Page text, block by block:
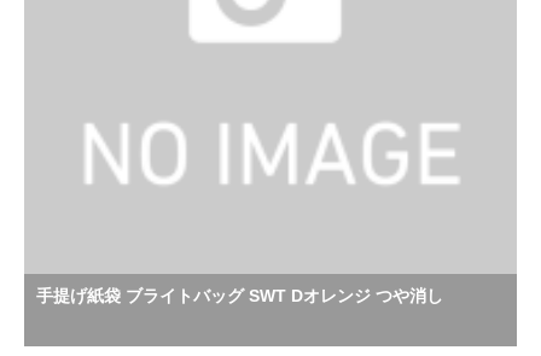
手提げ紙袋 ブライトバッグ SWT Dオレンジ つや消し